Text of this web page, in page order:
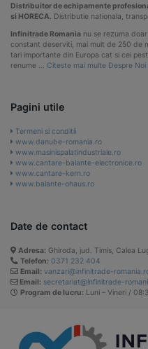
Distribuitor de echipamente
si HORECA . Distributie nationala,
Infinitrade Romania nu se rezuma
constant deserviti, mai mult de 250 de
tari importante din Europa cat si cei
renume … Citeste mai multe Despre Noi
Pagini utile
Termeni si conditii
www.danube-romania.ro
www.masinispalatindustriale.ro
www.cantare-balante-electronice.ro
www.cantare-kern.ro
www.balante-ohaus.ro
Date de contact
Adresa: Ghiroda, jud. Timis, Calea
Telefon: 0371 232 404
Email: vanzari@infinitrade-
Email: secretariat@infinitrade-
Program de lucru: Luni – Vineri /